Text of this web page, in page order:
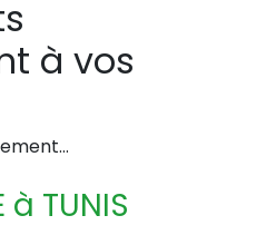
à vos
à TUNIS